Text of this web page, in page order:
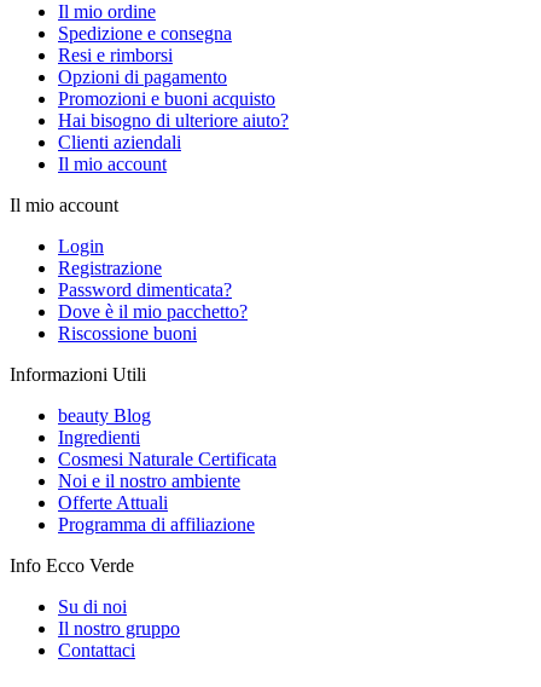
Il mio ordine
Spedizione e consegna
Resi e rimborsi
Opzioni di pagamento
Promozioni e buoni acquisto
Hai bisogno di ulteriore aiuto?
Clienti aziendali
Il mio account
Il mio account
Login
Registrazione
Password dimenticata?
Dove è il mio pacchetto?
Riscossione buoni
Informazioni Utili
beauty Blog
Ingredienti
Cosmesi Naturale Certificata
Noi e il nostro ambiente
Offerte Attuali
Programma di affiliazione
Info Ecco Verde
Su di noi
Il nostro gruppo
Contattaci